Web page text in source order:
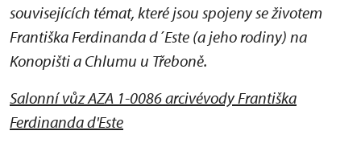
souvisejících témat, které jsou spojeny se životem
Františka Ferdinanda d´Este (a jeho rodiny) na
Konopišti a Chlumu u Třeboně.
Salonní vůz AZA 1-0086 arcivévody Františka
Ferdinanda d'Este